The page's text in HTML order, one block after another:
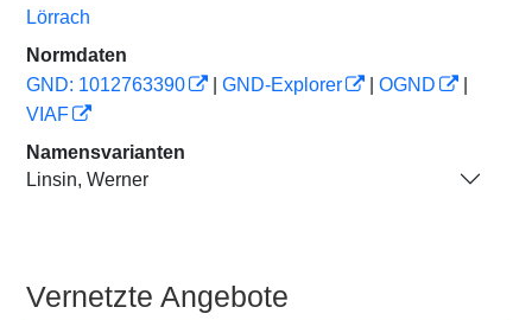
Lörrach
Normdaten
GND: 1012763390
GND-Explorer OGND
VIAF
Namensvarianten
Linsin, Werner
Vernetzte Angebote